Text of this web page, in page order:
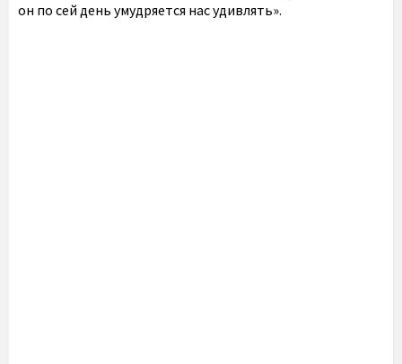
он по сей день умудряется нас удивлять».